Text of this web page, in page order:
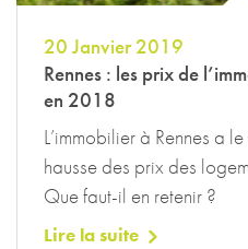
20 Janvier 2019
Rennes : les prix de
en 2018
L’immobilier à Rennes a
hausse des prix des
Que faut-il en retenir ?
Lire la suite